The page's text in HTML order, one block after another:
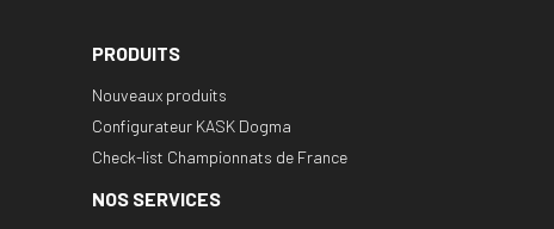
PRODUITS
Nouveaux produits
Configurateur KASK Dogma
Check-list Championnats de France
NOS SERVICES